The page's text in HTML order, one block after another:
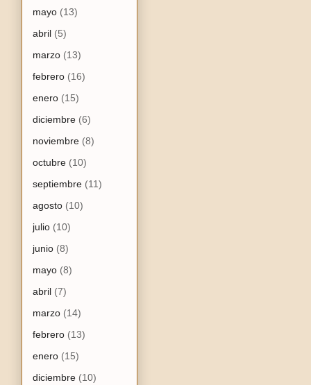
mayo (13)
abril (5)
marzo (13)
febrero (16)
enero (15)
diciembre (6)
noviembre (8)
octubre (10)
septiembre (11)
agosto (10)
julio (10)
junio (8)
mayo (8)
abril (7)
marzo (14)
febrero (13)
enero (15)
diciembre (10)